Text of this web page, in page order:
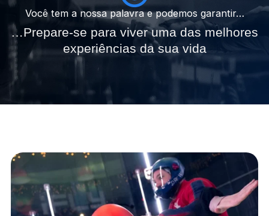
Você tem a nossa palavra e podemos garantir…
…Prepare-se para viver uma das melhores
experiências da sua vida